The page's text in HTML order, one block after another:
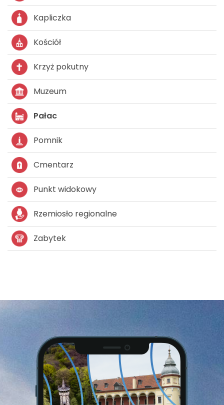
Kapliczka
Kościół
Krzyż pokutny
Muzeum
Pałac
Pomnik
Cmentarz
Punkt widokowy
Rzemiosło regionalne
Zabytek